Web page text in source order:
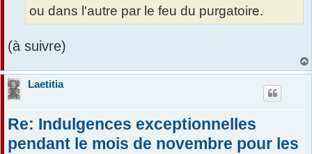
ou dans l'autre par le feu du purgatoire.
(à suivre)
Laetitia
Re: Indulgences exceptionnelles
pendant le mois de novembre pour les